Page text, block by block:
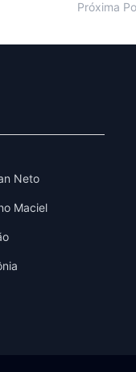
Próxima
Neto
Maciel